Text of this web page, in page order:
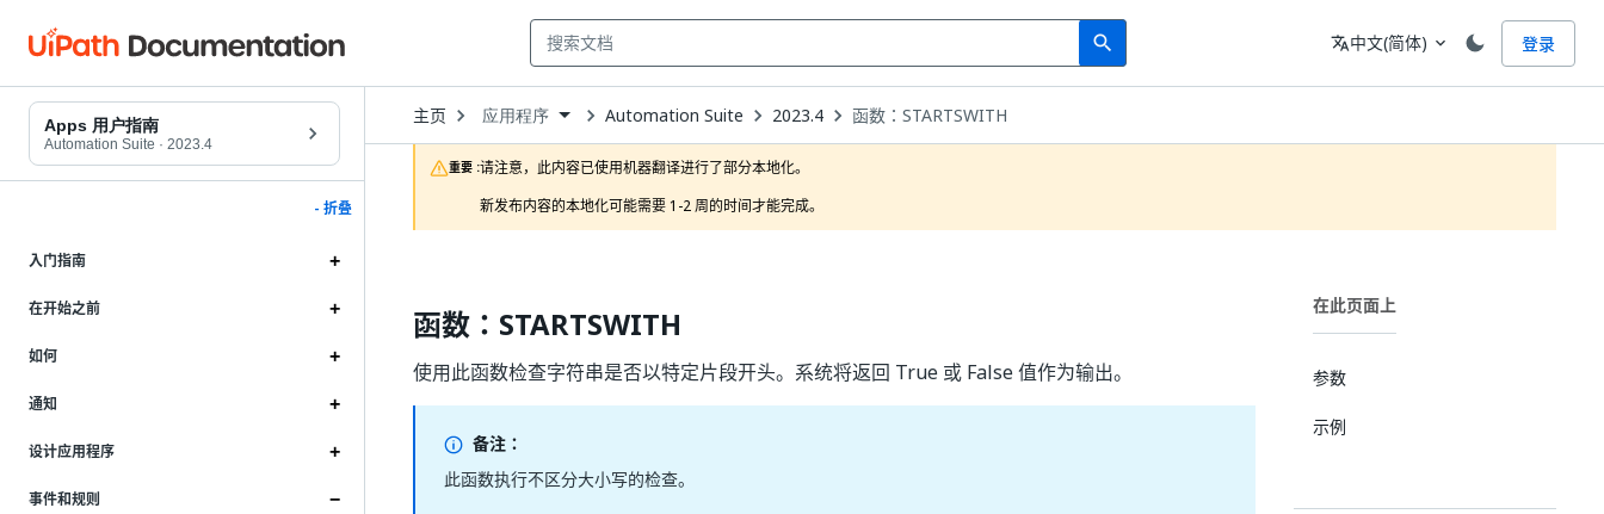
search
Search 语言
translate中文(简体) expand_more 登录
Apps 用户指南
Automation Suite · 2023.4
- 折叠
入门指南
在开始之前
如何
通知
设计应用程序
事件和规则
主页 Open
Dropdown
to
choose
product
应用程序 Automation Suite 2023.4 函数：STARTSWITH
重要 :请注意，此内容已使用机器翻译进行了部分本地化。
新发布内容的本地化可能需要 1-2 周的时间才能完成。
函数：STARTSWITH
使用此函数检查字符串是否以特定片段开头。系统将返回 True 或 False 值作为输出。
备注：
此函数执行不区分大小写的检查。
在此页面上
参数
示例